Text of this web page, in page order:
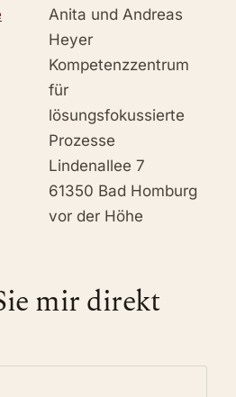
Anita und Andreas
Heyer
Kompetenzzentrum
für
lösungsfokussierte
Prozesse
Lindenallee 7
61350 Bad Homburg
vor der Höhe
mir direkt